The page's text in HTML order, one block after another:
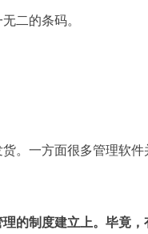
二的条码。
。一方面很多管理软件
的制度建立上。毕竟，